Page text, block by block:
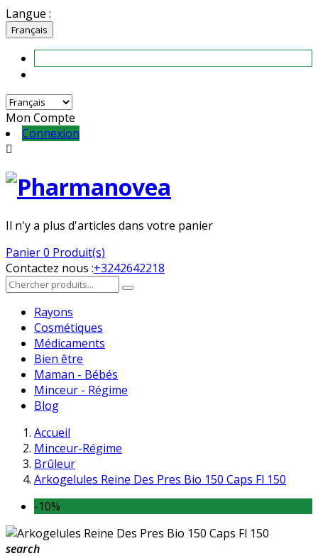
Langue :
Français
Mon Compte
Connexion

Il n'y a plus d'articles dans votre panier
Panier0 Produit(s)
Contactez nous :+3242642218
Rayons
Cosmétiques
Médicaments
Bien être
Maman - Bébés
Minceur - Régime
Blog
Accueil
Minceur-Régime
Brûleur
Arkogelules Reine Des Pres Bio 150 Caps Fl 150
-10%
search